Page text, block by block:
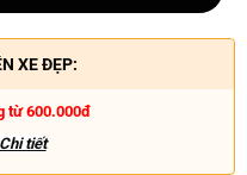
XE ĐẸP:
từ 600.000đ
tiết